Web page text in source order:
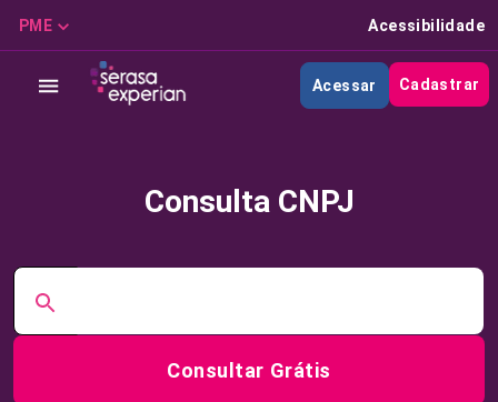
PME Acessibilidade
Acessar Cadastrar
Consulta CNPJ
Consultar Grátis